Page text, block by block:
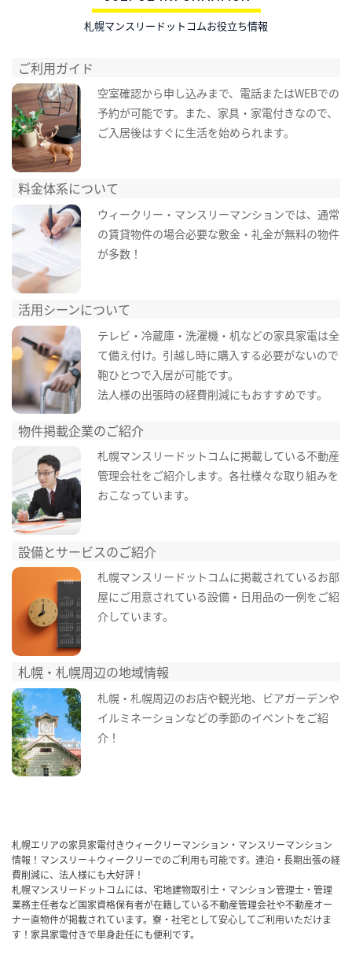
札幌マンスリードットコムお役立ち情報
ご利用ガイド
空室確認から申し込みまで、電話またはWEBでの
予約が可能です。また、家具・家電付きなので、
ご入居後はすぐに生活を始められます。
料金体系について
ウィークリー・マンスリーマンションでは、通常
の賃貸物件の場合必要な敷金・礼金が無料の物件
が多数！
活用シーンについて
テレビ・冷蔵庫・洗濯機・机などの家具家電は全
て備え付け。引越し時に購入する必要がないので
鞄ひとつで入居が可能です。
法人様の出張時の経費削減にもおすすめです。
物件掲載企業のご紹介
札幌マンスリードットコムに掲載している不動産
管理会社をご紹介します。各社様々な取り組みを
おこなっています。
設備とサービスのご紹介
札幌マンスリードットコムに掲載されているお部
屋にご用意されている設備・日用品の一例をご紹
介しています。
札幌・札幌周辺の地域情報
札幌・札幌周辺のお店や観光地、ビアガーデンや
イルミネーションなどの季節のイベントをご紹
介！
札幌エリアの家具家電付きウィークリーマンション・マンスリーマンション
情報！マンスリー＋ウィークリーでのご利用も可能です。連泊・長期出張の経
費削減に、法人様にも大好評！
札幌マンスリードットコムには、宅地建物取引士・マンション管理士・管理
業務主任者など国家資格保有者が在籍している不動産管理会社や不動産オー
ナー直物件が掲載されています。寮・社宅として安心してご利用いただけま
す！家具家電付きで単身赴任にも便利です。